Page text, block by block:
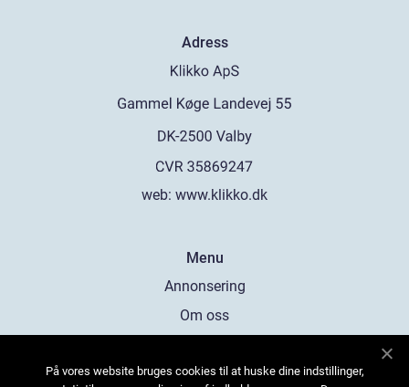
Adress
web: www.klikko.dk
Menu
Annonsering
Om oss
Kontakta oss
På vores website bruges cookies til at huske dine indstillinger,